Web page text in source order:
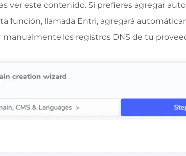
ver este contenido. Si prefieres agregar
función, llamada Entri, agregará
manualmente los registros DNS de tu